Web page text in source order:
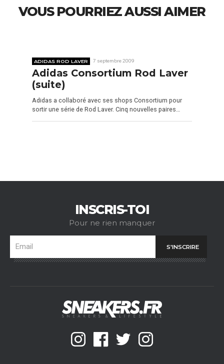
VOUS POURRIEZ AUSSI AIMER
ADIDAS ROD LAVER 7 septembre 2009
Adidas Consortium Rod Laver
(suite)
Adidas a collaboré avec ses shops Consortium pour
sortir une série de Rod Laver. Cinq nouvelles paires…
INSCRIS-TOI
Pour ne rien manquer